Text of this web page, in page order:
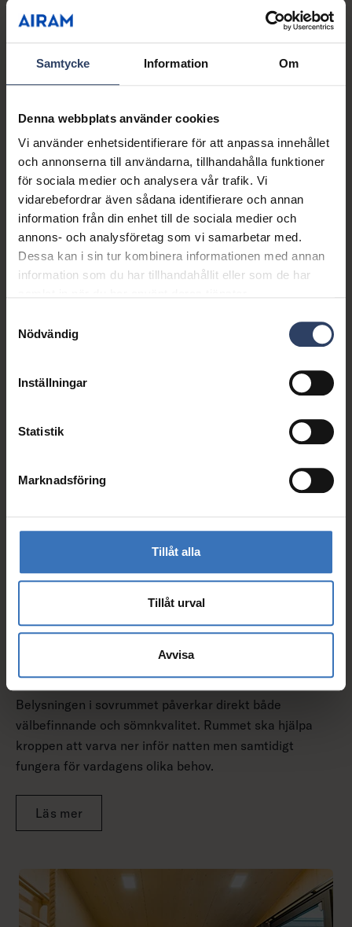
Samtycke Information Om
Denna webbplats använder cookies
Vi använder enhetsidentifierare för att anpassa innehållet
och annonserna till användarna, tillhandahålla funktioner
för sociala medier och analysera vår trafik. Vi
vidarebefordrar även sådana identifierare och annan
information från din enhet till de sociala medier och
annons- och analysföretag som vi samarbetar med.
Dessa kan i sin tur kombinera informationen med annan
information som du har tillhandahållit eller som de har
Nödvändig
Inställningar
Statistik
Marknadsföring
Tillåt alla
Tillåt urval
Avvisa
Rätt belysning för arbetsutrymmen ger
effektivitet och energi
En lämplig och arbetsanpassad belysning är en av de
viktigaste delarna av god ergonomi. Den påverkar
koncentration, ork och ögonens välbefinnande. Rätt
belysning vid arbetsplatsen stöder både distansarbete i
Lugn och mångsidig sovrumsbelysning
Belysningen i sovrummet påverkar direkt både
välbefinnande och sömnkvalitet. Rummet ska hjälpa
kroppen att varva ner inför natten men samtidigt
fungera för vardagens olika behov.
Läs mer